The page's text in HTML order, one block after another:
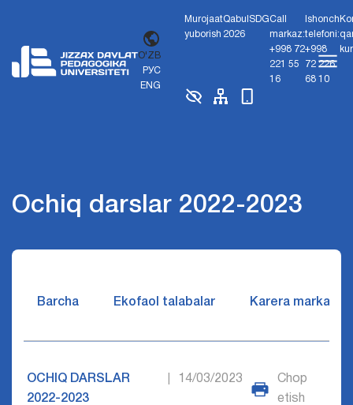
O'ZB
РУС
ENG
Murojaat
yuborish
Qabul
2026
SDGCall
markaz:
+998 72
221 55
16
Ishonch
telefoni:
+998
72 226
68 10
Ochiq darslar 2022-2023
Barcha Ekofaol talabalar Karera markazi
OCHIQ DARSLAR
2022-2023
14/03/2023
Chop
etish